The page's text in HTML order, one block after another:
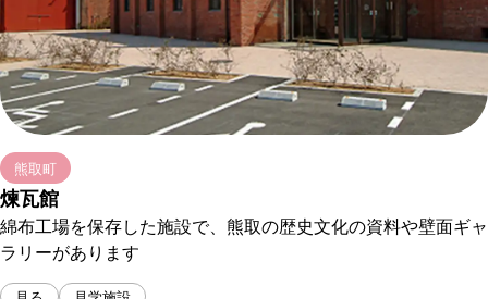
熊取町
煉瓦館
綿布工場を保存した施設で、熊取の歴史文化の資料や壁面ギャ
ラリーがあります